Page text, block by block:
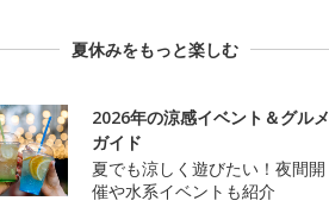
夏休みをもっと楽しむ
2026年の涼感イベント＆グルメ
ガイド
夏でも涼しく遊びたい！夜間開
催や水系イベントも紹介